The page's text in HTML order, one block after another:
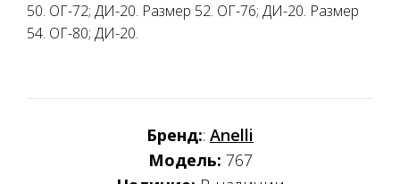
50. ОГ-72; ДИ-20. Размер 52. ОГ-76; ДИ-20. Размер
54. ОГ-80; ДИ-20.
Бренд:: Anelli
Модель: 767